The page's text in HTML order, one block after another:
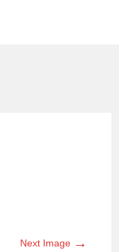
Next Image →